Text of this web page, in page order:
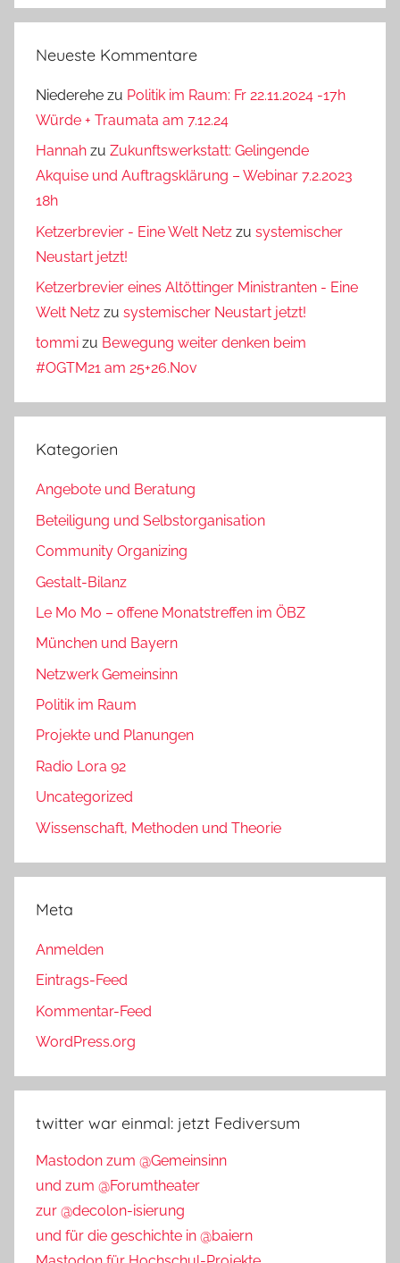
Neueste Kommentare
Niederehe zu Politik im Raum: Fr 22.11.2024 -17h
Würde + Traumata am 7.12.24
Hannah zu Zukunftswerkstatt: Gelingende
Akquise und Auftragsklärung – Webinar 7.2.2023
18h
Ketzerbrevier - Eine Welt Netz zu systemischer
Neustart jetzt!
Ketzerbrevier eines Altöttinger Ministranten - Eine
Welt Netz zu systemischer Neustart jetzt!
tommi zu Bewegung weiter denken beim
#OGTM21 am 25+26.Nov
Kategorien
Angebote und Beratung
Beteiligung und Selbstorganisation
Community Organizing
Gestalt-Bilanz
Le Mo Mo – offene Monatstreffen im ÖBZ
München und Bayern
Netzwerk Gemeinsinn
Politik im Raum
Projekte und Planungen
Radio Lora 92
Uncategorized
Wissenschaft, Methoden und Theorie
Meta
Anmelden
Eintrags-Feed
Kommentar-Feed
WordPress.org
twitter war einmal: jetzt Fediversum
Mastodon zum @Gemeinsinn
und zum @Forumtheater
zur @decolon-isierung
und für die geschichte in @baiern